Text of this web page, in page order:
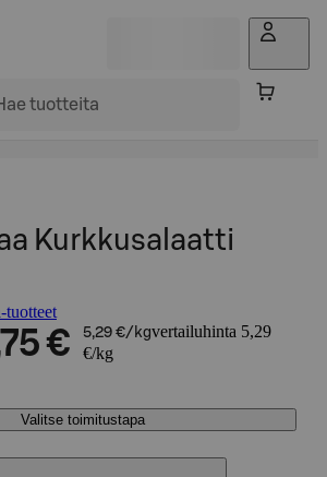
Kurkkusalaatti
€ 5,29 €/kgvertailuhinta 5,29
€/kg
Valitse toimitustapa